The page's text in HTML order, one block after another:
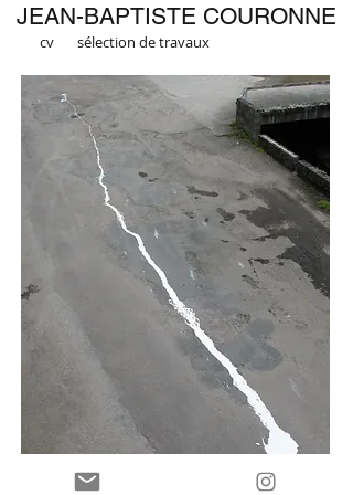
JEAN-BAPTISTE COURONNE
cv sélection de travaux